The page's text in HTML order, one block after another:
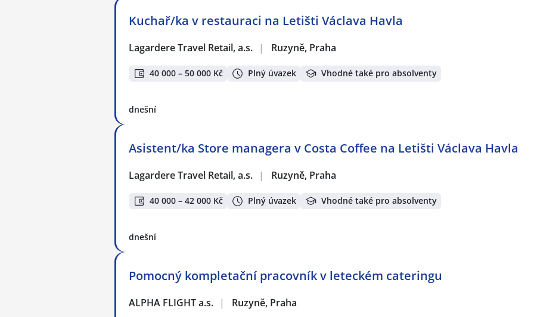
Kuchař/ka v restauraci na Letišti Václava Havla
Lagardere Travel Retail, a.s. | Ruzyně, Praha
40 000 – 50 000 Kč Plný úvazek Vhodné také pro absolventy
dnešní
Asistent/ka Store managera v Costa Coffee na Letišti Václava Havla
Lagardere Travel Retail, a.s. | Ruzyně, Praha
40 000 – 42 000 Kč Plný úvazek Vhodné také pro absolventy
dnešní
Pomocný kompletační pracovník v leteckém cateringu
ALPHA FLIGHT a.s. | Ruzyně, Praha